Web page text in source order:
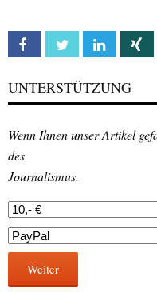
Facebook Twitter Linkedin
UNTERSTÜTZUNG
Wenn Ihnen unser Artikel
des
Journalismus.
Weiter